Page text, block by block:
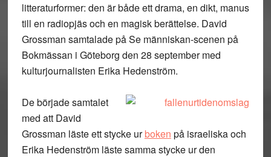
litteraturformer: den är både ett drama, en dikt, manus
till en radiopjäs och en magisk berättelse. David
Grossman samtalade på Se människan-scenen på
Bokmässan i Göteborg den 28 september med
kulturjournalisten Erika Hedenström.
De började samtalet
med att David
Grossman läste ett stycke urboken på israeliska och
Erika Hedenström läste samma stycke ur den